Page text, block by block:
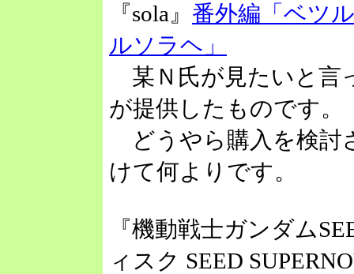
『sola』 番外編「ベツ
ルソラヘ」
某Ｎ氏が見たいと言
が提供したものです。
どうやら購入を検討
けて何よりです。
『機動戦士ガンダム
ィスク SEED